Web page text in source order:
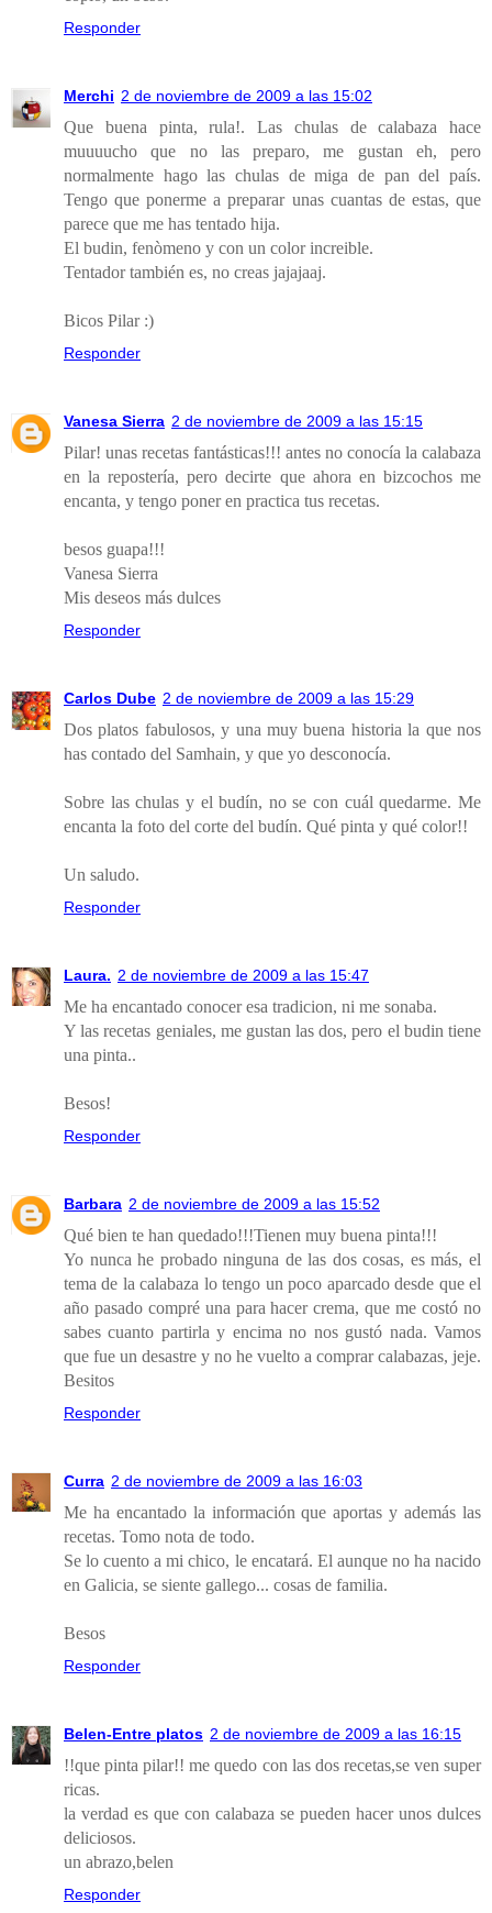
Responder
Merchi 2 de noviembre de 2009 a las 15:02
Que buena pinta, rula!. Las chulas de calabaza hace
muuuucho que no las preparo, me gustan eh, pero
normalmente hago las chulas de miga de pan del país.
Tengo que ponerme a preparar unas cuantas de estas, que
parece que me has tentado hija.
El budin, fenòmeno y con un color increible.
Tentador también es, no creas jajajaaj.
Bicos Pilar :)
Responder
Vanesa Sierra 2 de noviembre de 2009 a las 15:15
Pilar! unas recetas fantásticas!!! antes no conocía la calabaza
en la repostería, pero decirte que ahora en bizcochos me
encanta, y tengo poner en practica tus recetas.
besos guapa!!!
Vanesa Sierra
Mis deseos más dulces
Responder
Carlos Dube 2 de noviembre de 2009 a las 15:29
Dos platos fabulosos, y una muy buena historia la que nos
has contado del Samhain, y que yo desconocía.
Sobre las chulas y el budín, no se con cuál quedarme. Me
encanta la foto del corte del budín. Qué pinta y qué color!!
Un saludo.
Responder
Laura. 2 de noviembre de 2009 a las 15:47
Me ha encantado conocer esa tradicion, ni me sonaba.
Y las recetas geniales, me gustan las dos, pero el budin tiene
una pinta..
Besos!
Responder
Barbara 2 de noviembre de 2009 a las 15:52
Qué bien te han quedado!!!Tienen muy buena pinta!!!
Yo nunca he probado ninguna de las dos cosas, es más, el
tema de la calabaza lo tengo un poco aparcado desde que el
año pasado compré una para hacer crema, que me costó no
sabes cuanto partirla y encima no nos gustó nada. Vamos
que fue un desastre y no he vuelto a comprar calabazas, jeje.
Besitos
Responder
Curra 2 de noviembre de 2009 a las 16:03
Me ha encantado la información que aportas y además las
recetas. Tomo nota de todo.
Se lo cuento a mi chico, le encatará. El aunque no ha nacido
en Galicia, se siente gallego... cosas de familia.
Besos
Responder
Belen-Entre platos 2 de noviembre de 2009 a las 16:15
!!que pinta pilar!! me quedo con las dos recetas,se ven super
ricas.
la verdad es que con calabaza se pueden hacer unos dulces
deliciosos.
un abrazo,belen
Responder